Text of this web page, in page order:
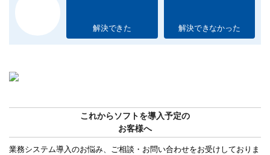
解決できた 解決できなかった
これからソフトを導入予定の
お客様へ
業務システム導入のお悩み、ご相談・お問い合わせをお受けしておりま